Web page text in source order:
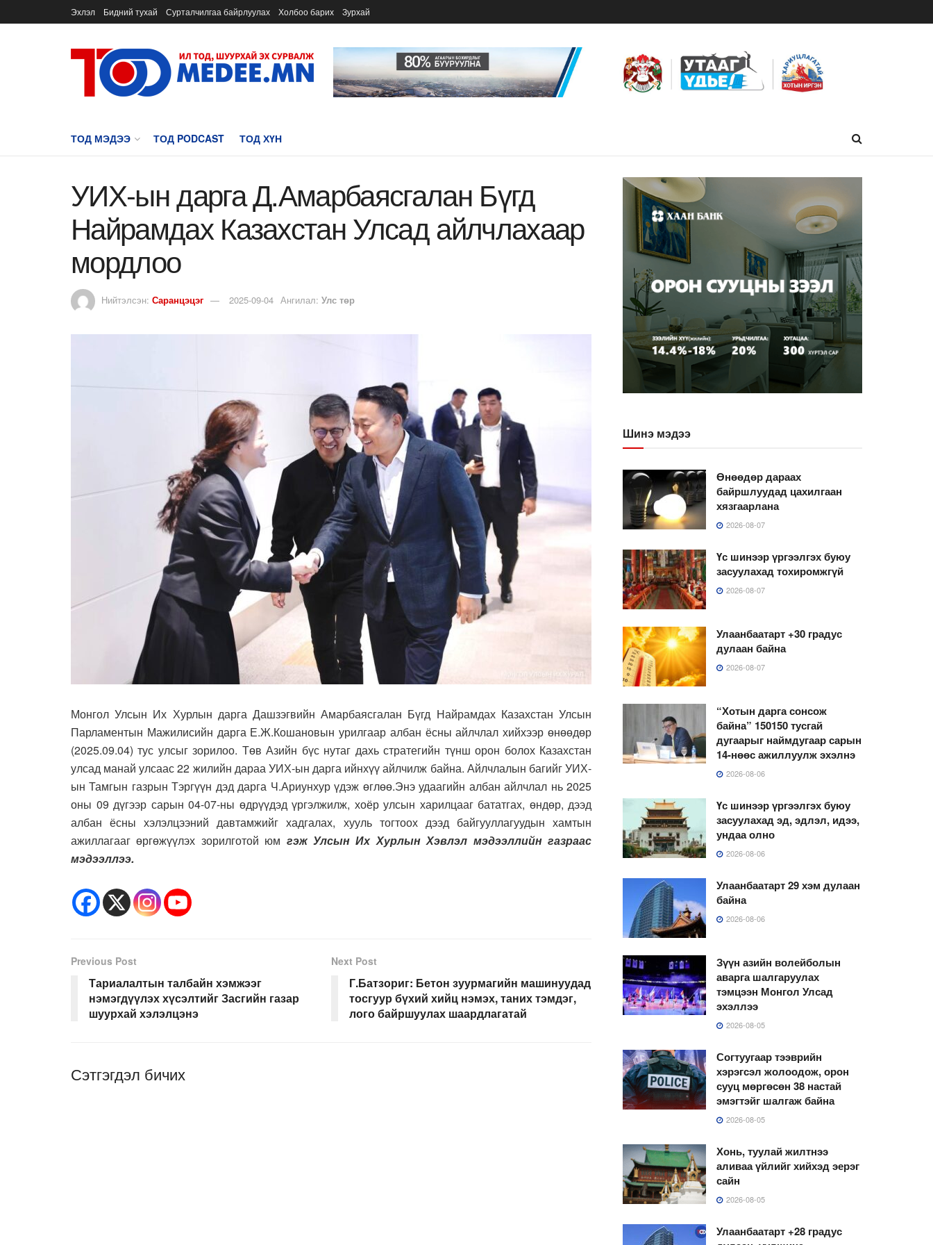
Эхлэл Бидний тухай Сурталчилгаа байрлуулах Холбоо барих Зурхай
ТОД МЭДЭЭ ТОД PODCAST ТОД ХҮН
УИХ-ын дарга Д.Амарбаясгалан Бүгд
Найрамдах Казахстан Улсад айлчлахаар
мордлоо
Нийтэлсэн: Саранцэцэг 2025-09-04 Ангилал: Улс төр
Монгол Улсын Их Хурлын дарга Дашзэгвийн Амарбаясгалан Бүгд Найрамдах Казахстан Улсын
Парламентын Мажилисийн дарга Е.Ж.Кошановын урилгаар албан ёсны айлчлал хийхээр өнөөдөр
(2025.09.04) тус улсыг зорилоо. Төв Азийн бүс нутаг дахь стратегийн түнш орон болох Казахстан
улсад манай улсаас 22 жилийн дараа УИХ-ын дарга ийнхүү айлчилж байна. Айлчлалын багийг УИХ-
ын Тамгын газрын Тэргүүн дэд дарга Ч.Ариунхур үдэж өглөө.Энэ удаагийн албан айлчлал нь2025
оны 09 дүгээр сарын 04-07-ны өдрүүдэд үргэлжилж, хоёр улсын харилцааг бататгах, өндөр, дээд
албан ёсныхэлэлцээний давтамжийг хадгалах, хууль тогтоох дээд байгууллагуудынхамтын
ажиллагаагөргөжүүлэх зорилготой юм гэж Улсын Их Хурлын Хэвлэл мэдээллийн газраас
мэдээллээ.
Previous Post
Тариалалтын талбайн хэмжээг
нэмэгдүүлэх хүсэлтийг Засгийн газар
шуурхай хэлэлцэнэ
Next Post
Г.Батзориг: Бетон зуурмагийн машинуудад
тосгуур бүхий хийц нэмэх, таних тэмдэг,
лого байршуулах шаардлагатай
Сэтгэгдэл бичих
Шинэ мэдээ
Өнөөдөр дараах
байршлуудад цахилгаан
хязгаарлана
2026-08-07
Үс шинээр үргээлгэх буюу
засуулахад тохиромжгүй
2026-08-07
Улаанбаатарт +30 градус
дулаан байна
2026-08-07
“Хотын дарга сонсож
байна” 150150 тусгай
дугаарыг наймдугаар сарын
14-нөөс ажиллуулж эхэлнэ
2026-08-06
Үс шинээр үргээлгэх буюу
засуулахад эд, эдлэл, идээ,
ундаа олно
2026-08-06
Улаанбаатарт 29 хэм дулаан
байна
2026-08-06
Зүүн азийн волейболын
аварга шалгаруулах
тэмцээн Монгол Улсад
эхэллээ
2026-08-05
Согтуугаар тээврийн
хэрэгсэл жолоодож, орон
сууц мөргөсөн 38 настай
эмэгтэйг шалгаж байна
2026-08-05
Хонь, туулай жилтнээ
аливаа үйлийг хийхэд эерэг
сайн
2026-08-05
Улаанбаатарт +28 градус